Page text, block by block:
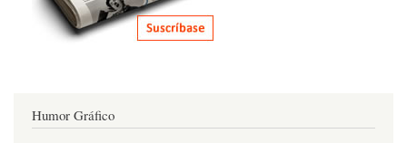
Humor Gráfico